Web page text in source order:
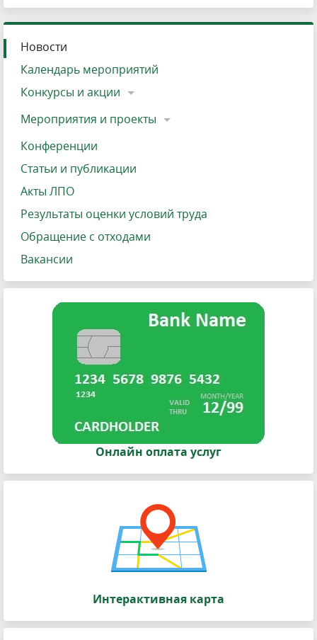
Новости
Календарь мероприятий
Конкурсы и акции
Мероприятия и проекты
Конференции
Статьи и публикации
Акты ЛПО
Результаты оценки условий труда
Обращение с отходами
Вакансии
Онлайн оплата услуг
Интерактивная карта